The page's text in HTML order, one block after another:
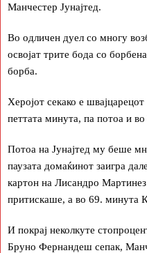
Манчестер Јунајтед.
Во одличен дуел со многу
освојат трите бода со
борба.
Херојот секако е
петтата минута, па потоа и
Потоа на Јунајтед му беше
паузата домаќинот заигра
картон на Лисандро
притискаше, а во 69. минута
И покрај неколкуте
Бруно Фернандеш сепак,